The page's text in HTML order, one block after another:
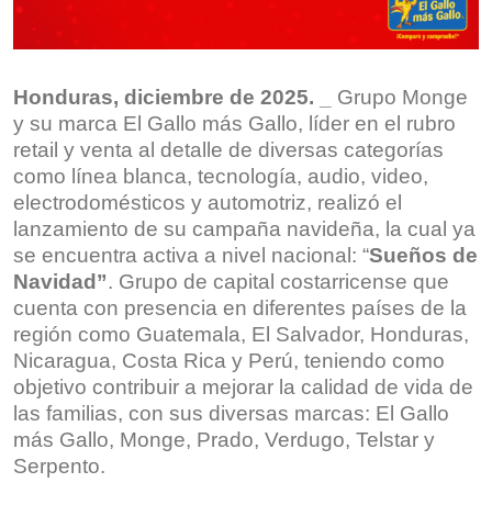
Honduras, diciembre de 2025. _ Grupo Monge
y su marca El Gallo más Gallo, líder en el rubro
retail y venta al detalle de diversas categorías
como línea blanca, tecnología, audio, video,
electrodomésticos y automotriz, realizó el
lanzamiento de su campaña navideña, la cual ya
se encuentra activa a nivel nacional: “Sueños de
Navidad”. Grupo de capital costarricense que
cuenta con presencia en diferentes países de la
región como Guatemala, El Salvador, Honduras,
Nicaragua, Costa Rica y Perú, teniendo como
objetivo contribuir a mejorar la calidad de vida de
las familias, con sus diversas marcas: El Gallo
más Gallo, Monge, Prado, Verdugo, Telstar y
Serpento.